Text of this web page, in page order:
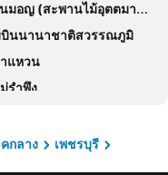
อญ (สะพานไม้อุตตมานุสรณ์)
นนานาชาติสวรรณภูมิ
แหวน
รำพึง
นดอนเมือง
กลาง
เพชรบุรี